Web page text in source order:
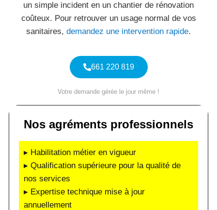
un simple incident en un chantier de rénovation
coûteux. Pour retrouver un usage normal de vos
sanitaires, demandez une intervention rapide.
661 220 819
Votre demande gérée le jour même !
Nos agréments professionnels
▸ Habilitation métier en vigueur
▸ Qualification supérieure pour la qualité de
nos services
▸ Expertise technique mise à jour
annuellement